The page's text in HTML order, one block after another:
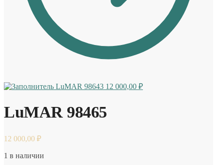
LuMAR 98643 12 000,00 ₽
LuMAR 98465
12 000,00 ₽
1 в наличии